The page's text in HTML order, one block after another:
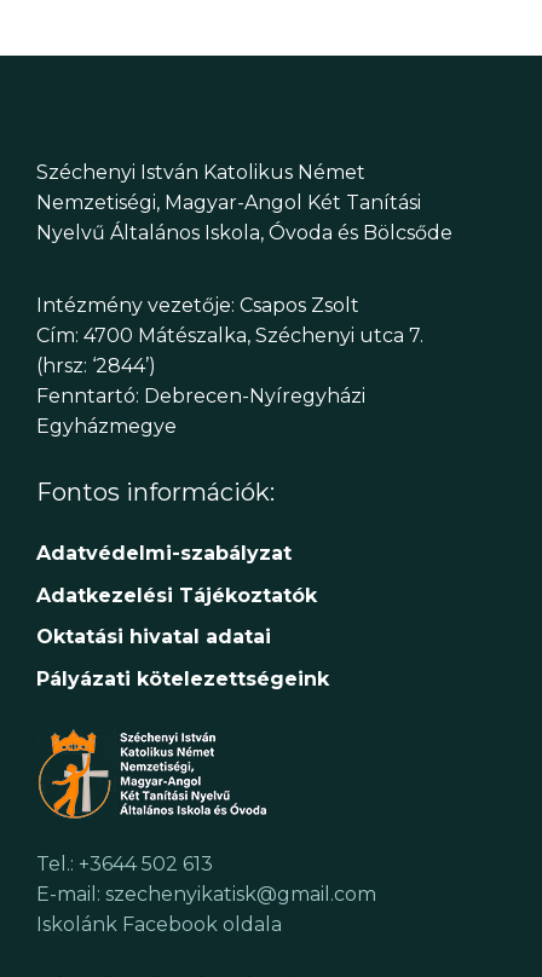
Széchenyi István Katolikus Német
Nemzetiségi, Magyar-Angol Két Tanítási
Nyelvű Általános Iskola, Óvoda és Bölcsőde
Intézmény vezetője: Csapos Zsolt
Cím: 4700 Mátészalka, Széchenyi utca 7.
(hrsz: ‘2844’)
Fenntartó: Debrecen-Nyíregyházi
Egyházmegye
Fontos információk:
Adatvédelmi-szabályzat
Adatkezelési Tájékoztatók
Oktatási hivatal adatai
Pályázati kötelezettségeink
Tel.: +3644 502 613
E-mail: szechenyikatisk@gmail.com
Iskolánk Facebook oldala